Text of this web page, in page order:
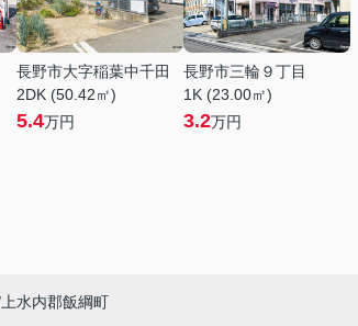
長野市大字稲葉中千田
2DK (50.42㎡)
5.4万円
長野市三輪９丁目
1K (23.00㎡)
3.2万円
上水内郡飯綱町